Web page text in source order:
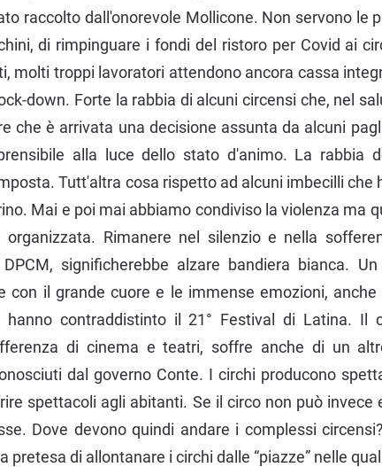
raccolto dall'onorevole Mollicone. Non servono le
di rimpinguare i fondi del ristoro per Covid ai
molti troppi lavoratori attendono ancora cassa
down. Forte la rabbia di alcuni circensi che, nel
che è arrivata una decisione assunta da alcuni
alla luce dello stato d'animo. La rabbia
Tutt'altra cosa rispetto ad alcuni imbecilli che
Mai e poi mai abbiamo condiviso la violenza ma
Rimanere nel silenzio e nella
significherebbe alzare bandiera bianca.
con il grande cuore e le immense emozioni,
contraddistinto il 21° Festival di Latina. Il
di cinema e teatri, soffre anche di un
dal governo Conte. I circhi producono
spettacoli agli abitanti. Se il circo non può invece
Dove devono quindi andare i complessi
pretesa di allontanare i circhi dalle “piazze” nelle